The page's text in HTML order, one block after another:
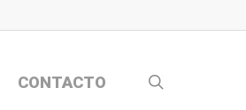
CONTACTO